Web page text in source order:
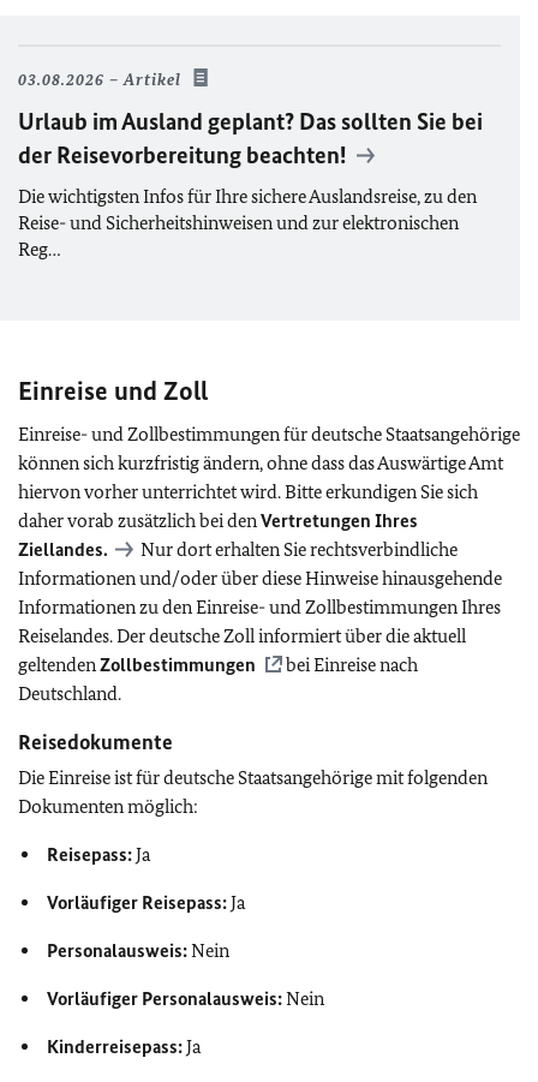
03.08.2026 Artikel
Urlaub im Ausland geplant? Das sollten Sie bei
der Reisevorbereitung beachten!
Die wichtigsten Infos für Ihre sichere Auslandsreise, zu den
Reise- und Sicherheitshinweisen und zur elektronischen
Reg…
Einreise und Zoll
Einreise- und Zollbestimmungen für deutsche Staatsangehörige
können sich kurzfristig ändern, ohne dass das Auswärtige Amt
hiervon vorher unterrichtet wird. Bitte erkundigen Sie sich
daher vorab zusätzlich bei denVertretungen Ihres
Ziellandes.
Nur dort erhalten Sie rechtsverbindliche
Informationen und/oder über diese Hinweise hinausgehende
Informationen zu den Einreise- und Zollbestimmungen Ihres
Reiselandes. Der deutsche Zoll informiert über die aktuell
geltendenZollbestimmungen
bei Einreise nach
Deutschland.
Reisedokumente
Die Einreise ist für deutsche Staatsangehörige mit folgenden
Dokumenten möglich:
Reisepass:Ja
Vorläufiger Reisepass:Ja
Personalausweis:Nein
Vorläufiger Personalausweis:Nein
Kinderreisepass:Ja